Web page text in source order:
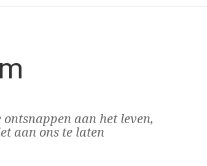
ontsnappen aan het leven,
aan ons te laten